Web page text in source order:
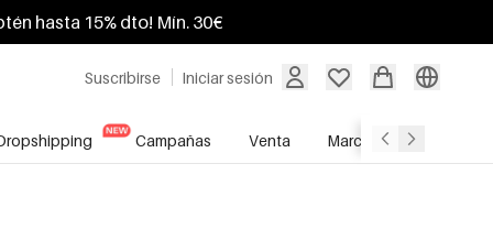
hasta 15% dto! Mín. 30€
Suscribirse Iniciar sesión
Campañas Venta Marcas